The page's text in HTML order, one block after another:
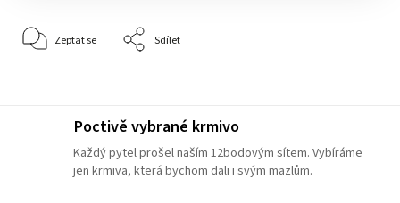
Zeptat se Sdílet
Poctivě vybrané krmivo
Každý pytel prošel naším 12bodovým sítem. Vybíráme
jen krmiva, která bychom dali i svým mazlům.